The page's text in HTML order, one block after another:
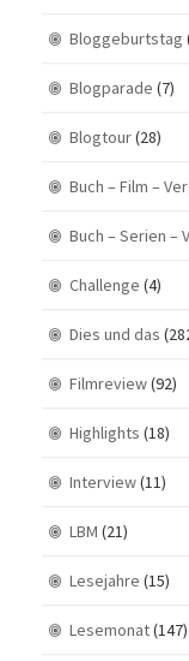
Bloggeburtstag
Blogparade (7)
Blogtour(28)
Buch – Film –
Buch – Serien –
Challenge (4)
Dies und das
Filmreview(92)
Highlights (18)
Interview(11)
LBM (21)
Lesejahre (15)
Lesemonat(147)